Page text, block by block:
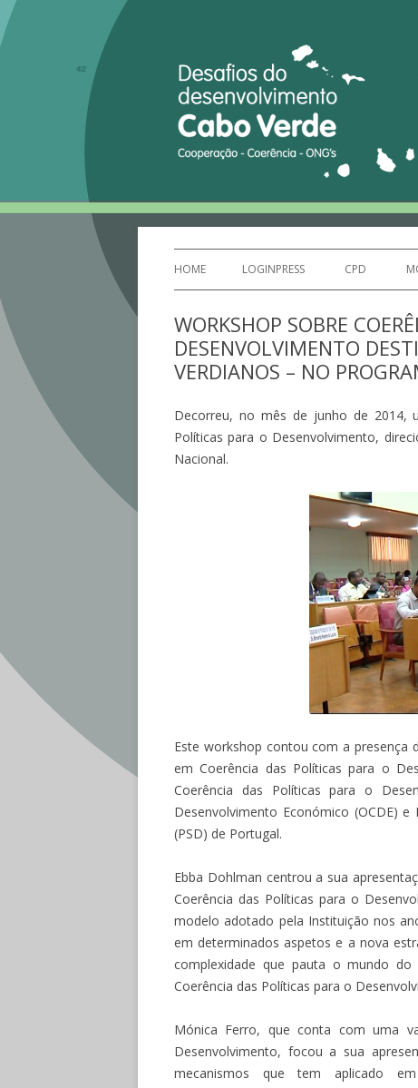
Desafios do
HOME LOGINPRESS CPD
WORKSHOP SOBRE
DESENVOLVIMENTO
VERDIANOS – NO
Decorreu, no mês de junho de 2014,
Políticas para o Desenvolvimento,
Nacional.
Este workshop contou com a presença
em Coerência das Políticas para o
Coerência das Políticas para o
Desenvolvimento Económico (OCDE)
(PSD) de Portugal.
Ebba Dohlman centrou a sua
Coerência das Políticas para o
modelo adotado pela Instituição nos
em determinados aspetos e a nova
complexidade que pauta o mundo
Coerência das Políticas para o
Mónica Ferro, que conta com uma
Desenvolvimento, focou a sua
mecanismos que tem aplicado